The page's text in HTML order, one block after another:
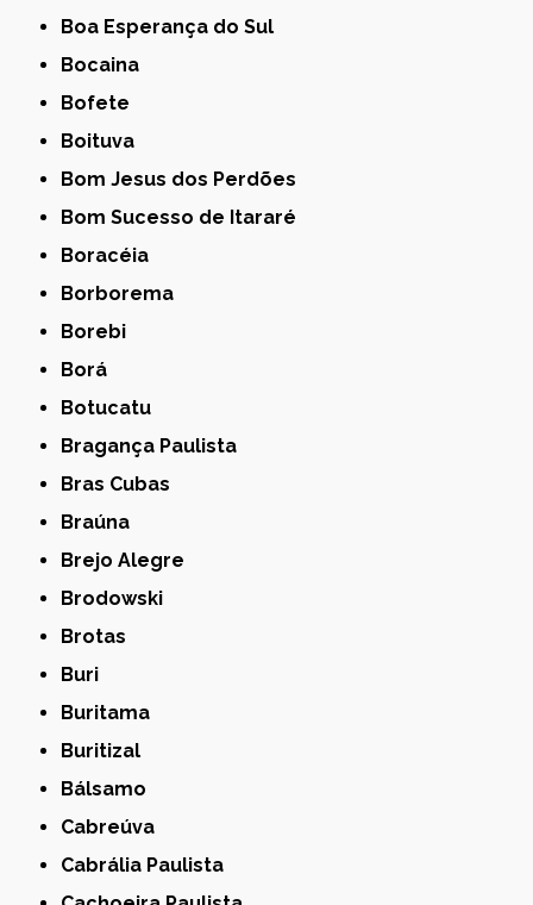
Boa Esperança do Sul
Bocaina
Bofete
Boituva
Bom Jesus dos Perdões
Bom Sucesso de Itararé
Boracéia
Borborema
Borebi
Borá
Botucatu
Bragança Paulista
Bras Cubas
Braúna
Brejo Alegre
Brodowski
Brotas
Buri
Buritama
Buritizal
Bálsamo
Cabreúva
Cabrália Paulista